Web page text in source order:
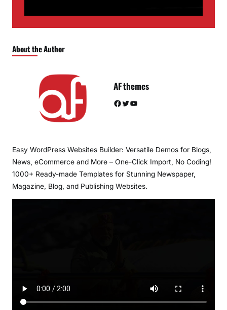
About the Author
AF themes
Facebook Twitter YouTube
Easy WordPress Websites Builder: Versatile Demos for Blogs,
News, eCommerce and More – One-Click Import, No Coding!
1000+ Ready-made Templates for Stunning Newspaper,
Magazine, Blog, and Publishing Websites.